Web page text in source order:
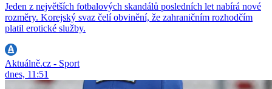
Jeden z největších fotbalových skandálů posledních let nabírá nové
rozměry. Korejský svaz čelí obvinění, že zahraničním rozhodčím
platil erotické služby.
Aktuálně.cz - Sport
dnes, 11:51